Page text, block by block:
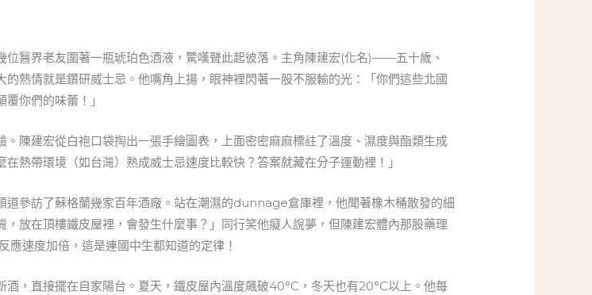
位醫界老友圍著一瓶琥珀色酒液，驚嘆聲此起彼落。主角陳建宏(化名)——五十歲、
熱情就是鑽研威士忌。他嘴角上揚，眼神裡閃著一股不服輸的光：「你們這些北國
你們的味蕾！」
陳建宏從白袍口袋掏出一張手繪圖表，上面密密麻麻標註了溫度、濕度與酯類生成
熱帶環境（如台灣）熟成威士忌速度比較快？答案就藏在分子運動裡！」
參訪了蘇格蘭幾家百年酒廠。站在潮濕的dunnage倉庫裡，他聞著橡木桶散發的細
放在頂樓鐵皮屋裡，會發生什麼事？」同行笑他癡人說夢，但陳建宏體內那股藥理
速度加倍，這是連國中生都知道的定律！
，直接擺在自家陽台。夏天，鐵皮屋內溫度飆破40°C，冬天也有20°C以上。他每